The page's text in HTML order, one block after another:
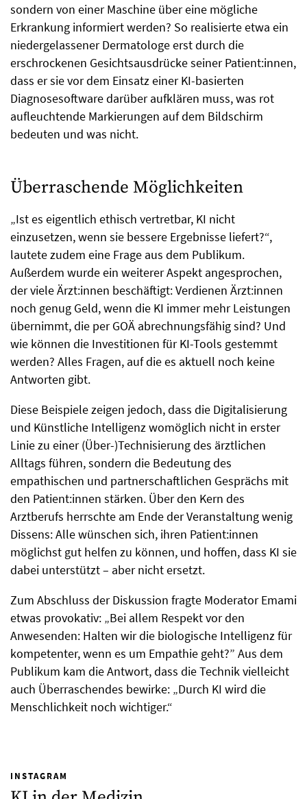
sondern von einer Maschine über eine mögliche
Erkrankung informiert werden? So realisierte etwa ein
niedergelassener Dermatologe erst durch die
erschrockenen Gesichtsausdrücke seiner Patient:innen,
dass er sie vor dem Einsatz einer KI-basierten
Diagnosesoftware darüber aufklären muss, was rot
aufleuchtende Markierungen auf dem Bildschirm
bedeuten und was nicht.
Überraschende Möglichkeiten
„Ist es eigentlich ethisch vertretbar, KI nicht
einzusetzen, wenn sie bessere Ergebnisse liefert?“,
lautete zudem eine Frage aus dem Publikum.
Außerdem wurde ein weiterer Aspekt angesprochen,
der viele Ärzt:innen beschäftigt: Verdienen Ärzt:innen
noch genug Geld, wenn die KI immer mehr Leistungen
übernimmt, die per GOÄ abrechnungsfähig sind? Und
wie können die Investitionen für KI-Tools gestemmt
werden? Alles Fragen, auf die es aktuell noch keine
Antworten gibt.
Diese Beispiele zeigen jedoch, dass die Digitalisierung
und Künstliche Intelligenz womöglich nicht in erster
Linie zu einer (Über-)Technisierung des ärztlichen
Alltags führen, sondern die Bedeutung des
empathischen und partnerschaftlichen Gesprächs mit
den Patient:innen stärken. Über den Kern des
Arztberufs herrschte am Ende der Veranstaltung wenig
Dissens: Alle wünschen sich, ihren Patient:innen
möglichst gut helfen zu können, und hoffen, dass KI sie
dabei unterstützt – aber nicht ersetzt.
Zum Abschluss der Diskussion fragte Moderator Emami
etwas provokativ: „Bei allem Respekt vor den
Anwesenden: Halten wir die biologische Intelligenz für
kompetenter, wenn es um Empathie geht?” Aus dem
Publikum kam die Antwort, dass die Technik vielleicht
auch Überraschendes bewirke: „Durch KI wird die
Menschlichkeit noch wichtiger.“
INSTAGRAM